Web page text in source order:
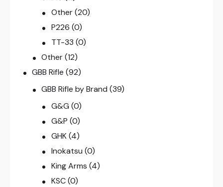
Other (20)
P226 (0)
TT-33 (0)
Other (12)
GBB Rifle (92)
GBB Rifle by Brand (39)
G&G (0)
G&P (0)
GHK (4)
Inokatsu (0)
King Arms (4)
KSC (0)